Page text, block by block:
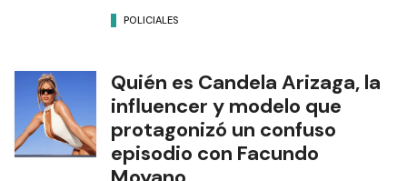
POLICIALES
Quién es Candela Arizaga, la
influencer y modelo que
protagonizó un confuso
episodio con Facundo